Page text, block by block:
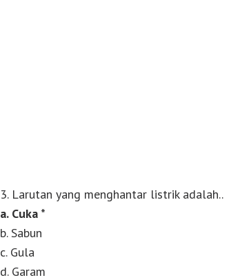
3. Larutan yang menghantar listrik adalah..
a. Cuka *
b. Sabun
c. Gula
d. Garam